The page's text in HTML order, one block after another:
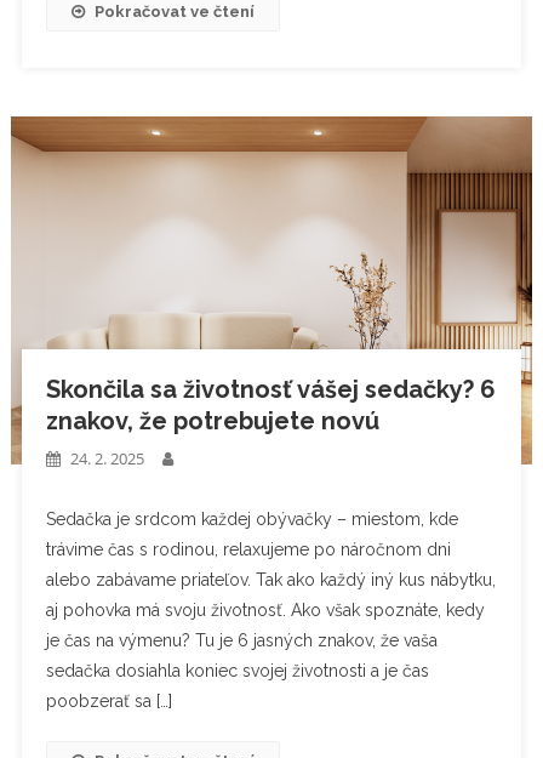
Pokračovat ve čtení
Skončila sa životnosť vášej sedačky? 6
znakov, že potrebujete novú
24. 2. 2025
Sedačka je srdcom každej obývačky – miestom, kde
trávime čas s rodinou, relaxujeme po náročnom dni
alebo zabávame priateľov. Tak ako každý iný kus nábytku,
aj pohovka má svoju životnosť. Ako však spoznáte, kedy
je čas na výmenu? Tu je 6 jasných znakov, že vaša
sedačka dosiahla koniec svojej životnosti a je čas
poobzerať sa […]